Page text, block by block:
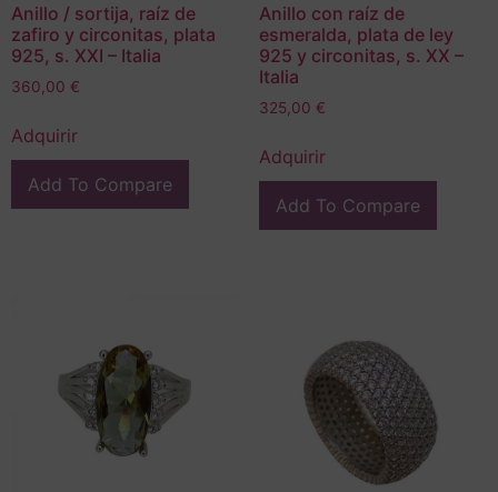
Anillo / sortija, raíz de
zafiro y circonitas, plata
925, s. XXI – Italia
360,00 €
Adquirir
Add To Compare
Anillo con raíz de
esmeralda, plata de ley
925 y circonitas, s. XX –
Italia
325,00 €
Adquirir
Add To Compare